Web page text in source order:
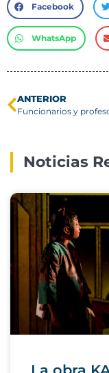
Facebook
WhatsApp
ANTERIOR
Noticias